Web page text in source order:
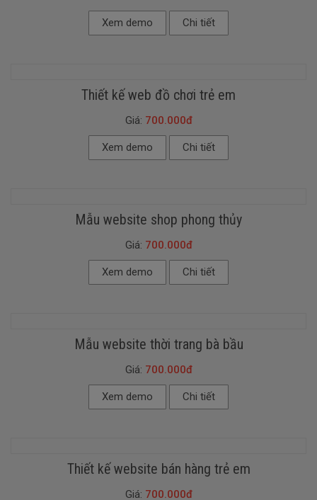
Xem demo Chi tiết
Thiết kế web đồ chơi trẻ em
Giá: 700.000đ
Xem demo Chi tiết
Mẫu website shop phong thủy
Giá: 700.000đ
Xem demo Chi tiết
Mẫu website thời trang bà bầu
Giá: 700.000đ
Xem demo Chi tiết
Thiết kế website bán hàng trẻ em
Giá: 700.000đ